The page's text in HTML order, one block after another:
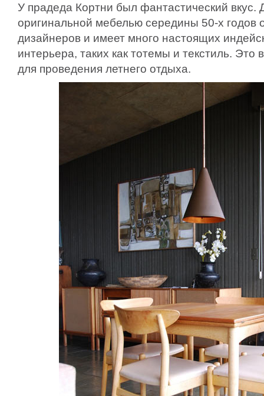
У прадеда Кортни был фантастический вкус.
оригинальной мебелью середины 50-х годов
дизайнеров и имеет много настоящих
интерьера, таких как тотемы и текстиль. Это
для проведения летнего отдыха.